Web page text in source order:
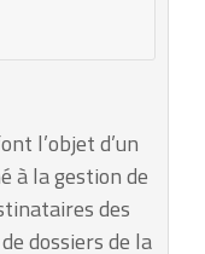
l’objet d’un
à la gestion de
des
dossiers de la